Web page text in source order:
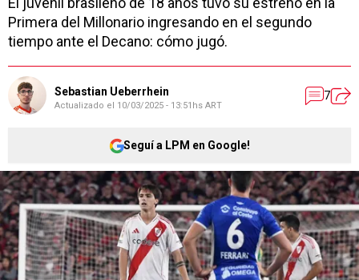
Primera del Millonario ingresando en el segundo
tiempo ante el Decano: cómo jugó.
Sebastian Ueberrhein
Actualizado el 10/03/2025 - 13:51hs ART
7
Seguí a LPM en Google!